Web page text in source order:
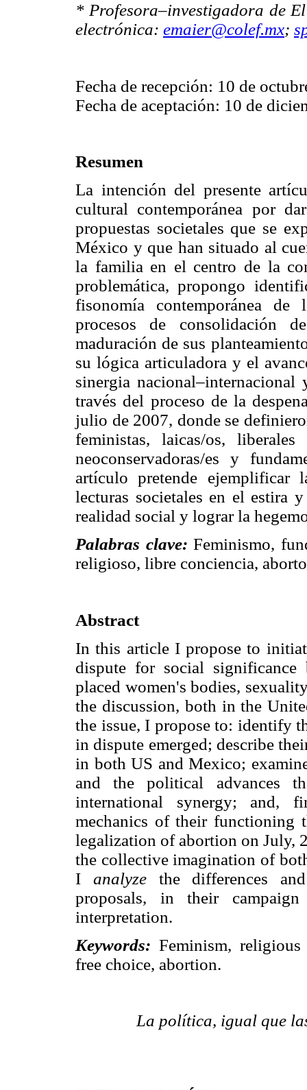
* Profesora–investigadora de
electrónica: emaier@colef.mx;
Fecha de recepción: 10 de
Fecha de aceptación: 10 de
Resumen
La intención del presente
cultural contemporánea por
propuestas societales que se
México y que han situado al
la familia en el centro de la
problemática, propongo
fisonomía contemporánea de
procesos de consolidación
maduración de sus
su lógica articuladora y el
sinergia
través del proceso de la
julio de 2007, donde se
feministas, laicas/os,
neoconservadoras/es y
artículo pretende ejemplificar
lecturas societales en el estira
realidad social y lograr la
Palabras clave:Feminismo,
religioso, libre conciencia,
Abstract
In this article I propose to
dispute for social significance
placed women's bodies,
the discussion, both in the
the issue, I propose to: identify
in dispute emerged; describe
in both US and Mexico;
and the political advances
international synergy; and,
mechanics of their functioning
legalization of abortion on July,
the collective imagination of
I analyze the differences
proposals, in their
interpretation.
Keywords: Feminism, religious
free choice, abortion.
La política, igual que